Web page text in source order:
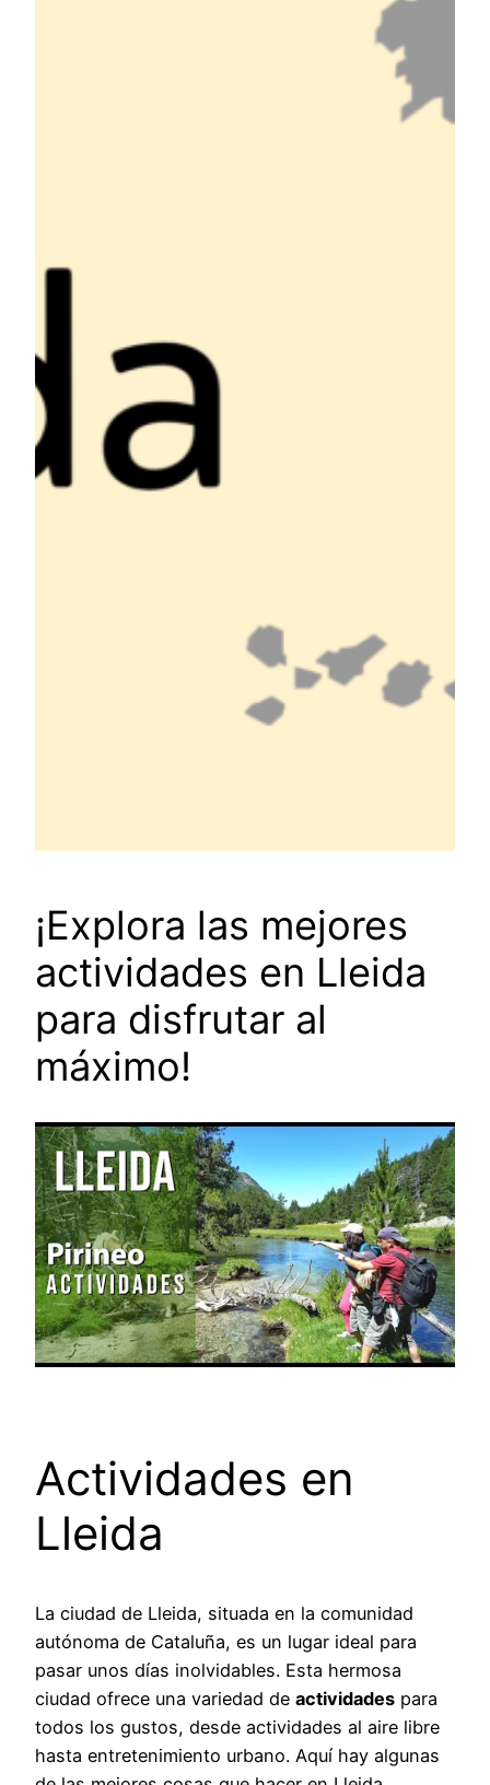
¡Explora las mejores
actividades en Lleida
para disfrutar al
máximo!
Actividades en
Lleida
La ciudad de Lleida, situada en la comunidad
autónoma de Cataluña, es un lugar ideal para
pasar unos días inolvidables. Esta hermosa
ciudad ofrece una variedad de actividades para
todos los gustos, desde actividades al aire libre
hasta entretenimiento urbano. Aquí hay algunas